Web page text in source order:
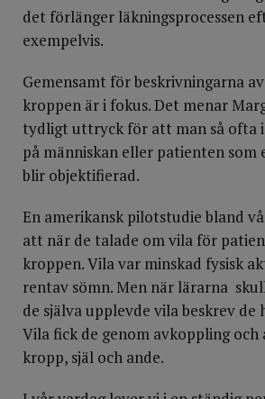
det förlänger läkningsprocessen
exempelvis.
Gemensamt för beskrivningarna
kroppen är i fokus. Det menar
tydligt uttryck för att man så ofta
på människan eller patienten som
blir objektifierad.
En amerikansk pilotstudie bland
att när de talade om vila för
kroppen. Vila var minskad fysisk
rentav sömn. Men när lärarna
de själva upplevde vila beskrev de
Vila fick de genom avkoppling
kropp, själ och ande.